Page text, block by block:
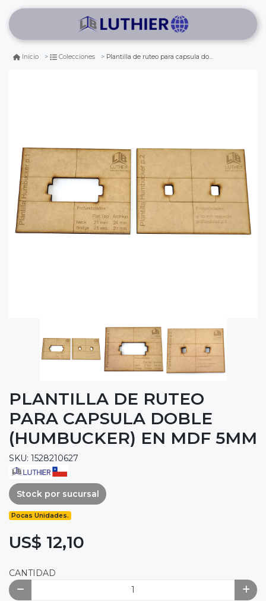
Inicio Colecciones Plantilla de ruteo para capsula doble (humbucker) en mdf 5mm
PLANTILLA DE RUTEO
PARA CAPSULA DOBLE
(HUMBUCKER) EN MDF 5MM
SKU: 1528210627
Stock por sucursal
Pocas Unidades.
US$ 12,10
CANTIDAD